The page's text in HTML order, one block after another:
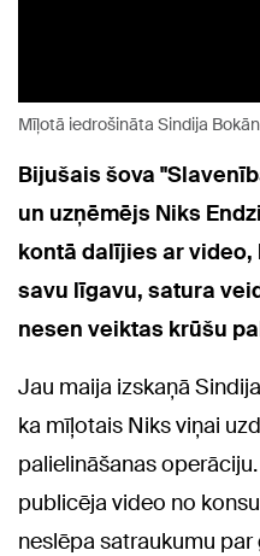
Mīļotā iedrošināta Sindija
Bijušais šova
un uzņēmējs Niks
kontā dalījies ar
savu līgavu, satura
nesen veiktas krūšu
Jau maija izskaņā
ka mīļotais Niks viņai
palielināšanas
publicēja video no
neslēpa satraukumu